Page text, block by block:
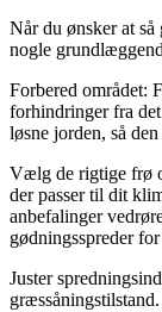
Når du ønsker at
nogle
Forbered området:
forhindringer fra
løsne jorden, så
Vælg de rigtige frø
der passer til dit
anbefalinger
gødningsspreder
Juster